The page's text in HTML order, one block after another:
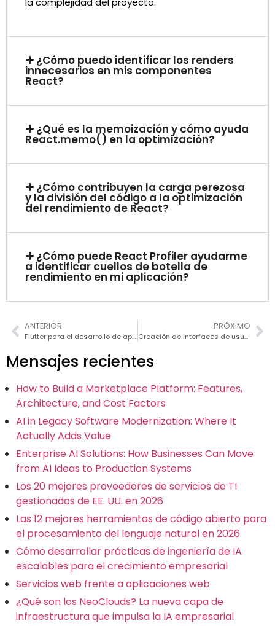
¿Cómo puedo identificar los renders
innecesarios en mis componentes
React?
¿Qué es la memoización y cómo ayuda
React.memo() en la optimización?
¿Cómo contribuyen la carga perezosa
y la división del código a la optimización
del rendimiento de React?
¿Cómo puede React Profiler ayudarme
a identificar cuellos de botella de
rendimiento en mi aplicación?
ANTERIOR
Flutter para el desarrollo de aplicaciones web: Explorando las posibilidades
PRÓXIMO
Creación de interfaces de usuario interactivas con bibliotecas ReactJS en 2026
Mensajes recientes
How to Build a Marketplace Platform: Features,
Architecture, and Cost Factors
AI in Legacy Software Modernization: Where It
Actually Adds Value
Enterprise AI Solutions: How Businesses Can Move
from AI Ideas to Production Systems
Los 20 mejores proveedores de servicios de TI
gestionados de EE. UU. en 2026
Las 12 mejores herramientas de código abierto para
el procesamiento del lenguaje natural en 2026
Cómo desarrollar prácticas de ingeniería de IA
escalables para el crecimiento empresarial
Servicios web frente a aplicaciones web
¿Qué son los NeoClouds? La nueva capa de
infraestructura que impulsa la IA empresarial